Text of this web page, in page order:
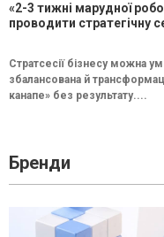
«2-3 тижні марудної
проводити стратегічну
Стратсесії бізнесу можна
збалансована й
канапе» без результату....
Бренди